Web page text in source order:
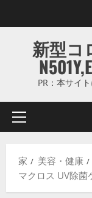
ス
ッ
す
新型コ
PR：本サイ
プ
マ
リ
家
美容・健康
マクロス UV除菌